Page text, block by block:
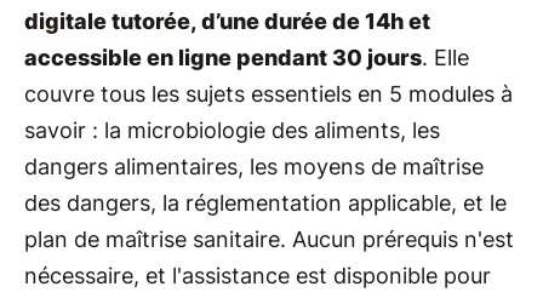
digitale tutorée, d’une durée de 14h et
accessible en ligne pendant 30 jours. Elle
couvre tous les sujets essentiels en 5 modules à
savoir : la microbiologie des aliments, les
dangers alimentaires, les moyens de maîtrise
des dangers, la réglementation applicable, et le
plan de maîtrise sanitaire. Aucun prérequis n'est
nécessaire, et l'assistance est disponible pour